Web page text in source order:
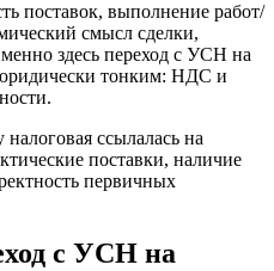
поставок, выполнение работ/
смысл сделки,
здесь переход с УСН на
тонким: НДС и
налоговая ссылалась на
поставки, наличие
первичных
с УСН на